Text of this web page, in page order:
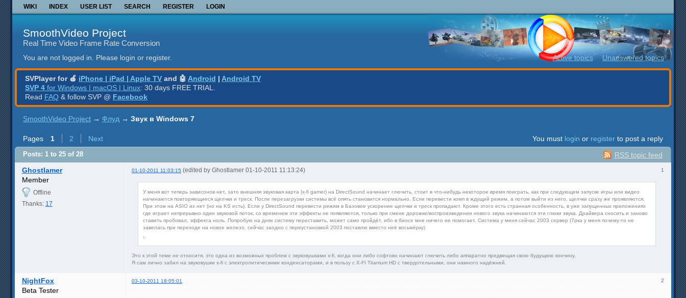
WIKI INDEX USER LIST SEARCH REGISTER LOGIN
SmoothVideo Project
Real Time Video Frame Rate Conversion
You are not logged in. Please login or register. Active topics Unanswered topics
SVPlayer for 🍎 iPhone | iPad | Apple TV and 🤖 Android | Android TV
SVP 4 for Windows | macOS | Linux: 30 days FREE TRIAL.
Read FAQ & follow SVP @ Facebook
SmoothVideo Project → Флуд → Звук в Windows 7
Pages 1 2 Next You must login or register to post a reply
RSS topic feed
Posts: 1 to 25 of 28
1
Ghostlamer 01-10-2011 11:03:15 (edited by Ghostlamer 01-10-2011 11:13:24)
Member
Offline
Thanks: 17
У меня вот теперь зависонов нет, зато внешняя звуковая карта (x-fi gamer) на DirectSound начинает глючить, стоит в что-нибудь некоторое время поиграть, как при следующем запуске игры или видео
начинаются повторяющиеся щелчки и треск. После перезагрузки системы всё опять становится нормально. Если перевести комп в ждущий режим, а потом выйти из него, щелчки сразу же проявляются.
При этом на ASIO их нет (но на KS есть). Если у DirectSound перевести режим в Базовое ускорение щелчки и треск пропадают. Кроме этого есть странная особенность, в уже запущенных приложениях
где играет непрерывно один звуковой поток, со временем эти эффекты не появляются, только при смене дорожке/воспроизведении нового звука начинаются эти глюки звука. Драйвера сносить и заново
ставить пробовал, эффекта ноль. Попробую на днях систему переставить, может само пройдёт, ибо в биосе мне ничего не помогает. Система у меня сейчас 2003 сервер (7рка у меня почему-то не
завелась при переходе на новое железо, сейчас заодно с переустановкой 2003 поставлю вместо неё восьмёрку)
.
Это к этой теме не относитя, это одна из возможных проблем с звуковушками x-fi, когда они либо софтово начинают глючить либо аппаратно предвещая свою будущюю кончину.
Я сам лично забил на звуковушки x-fi с электролитическими конденсаторами, и в пользу с X-FI Titanium HD с твердотельными, они намного надёжней.
2
NightFox 03-10-2011 18:05:01
Beta Tester